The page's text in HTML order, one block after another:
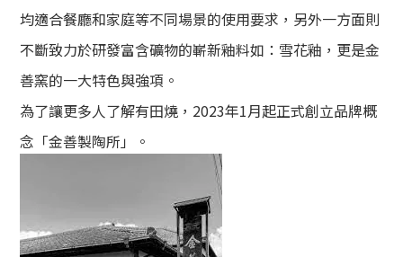
均適合餐廳和家庭等不同場景的使用要求，另外一方面則
不斷致力於研發富含礦物的嶄新釉料如：雪花釉，更是金
善窯的一大特色與強項。
為了讓更多人了解有田燒，2023年1月起正式創立品牌概
念「金善製陶所」。